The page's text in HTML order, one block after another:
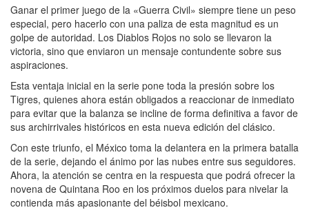
Ganar el primer juego de la «Guerra Civil» siempre tiene un peso
especial, pero hacerlo con una paliza de esta magnitud es un
golpe de autoridad. Los Diablos Rojos no solo se llevaron la
victoria, sino que enviaron un mensaje contundente sobre sus
aspiraciones.
Esta ventaja inicial en la serie pone toda la presión sobre los
Tigres, quienes ahora están obligados a reaccionar de inmediato
para evitar que la balanza se incline de forma definitiva a favor de
sus archirrivales históricos en esta nueva edición del clásico.
Con este triunfo, el México toma la delantera en la primera batalla
de la serie, dejando el ánimo por las nubes entre sus seguidores.
Ahora, la atención se centra en la respuesta que podrá ofrecer la
novena de Quintana Roo en los próximos duelos para nivelar la
contienda más apasionante del béisbol mexicano.